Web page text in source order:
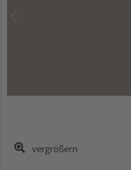
vergrößern